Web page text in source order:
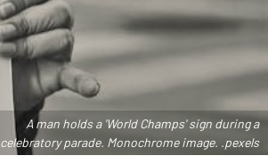
A man holds a 'World Champs' sign during a
celebratory parade. Monochrome image. .pexels